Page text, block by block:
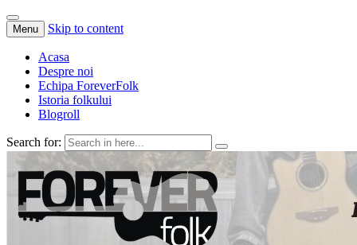
Menu Skip to content
Acasa
Despre noi
Echipa ForeverFolk
Istoria folkului
Blogroll
Search for:
ForeverFolk
Muzica sufletului tau